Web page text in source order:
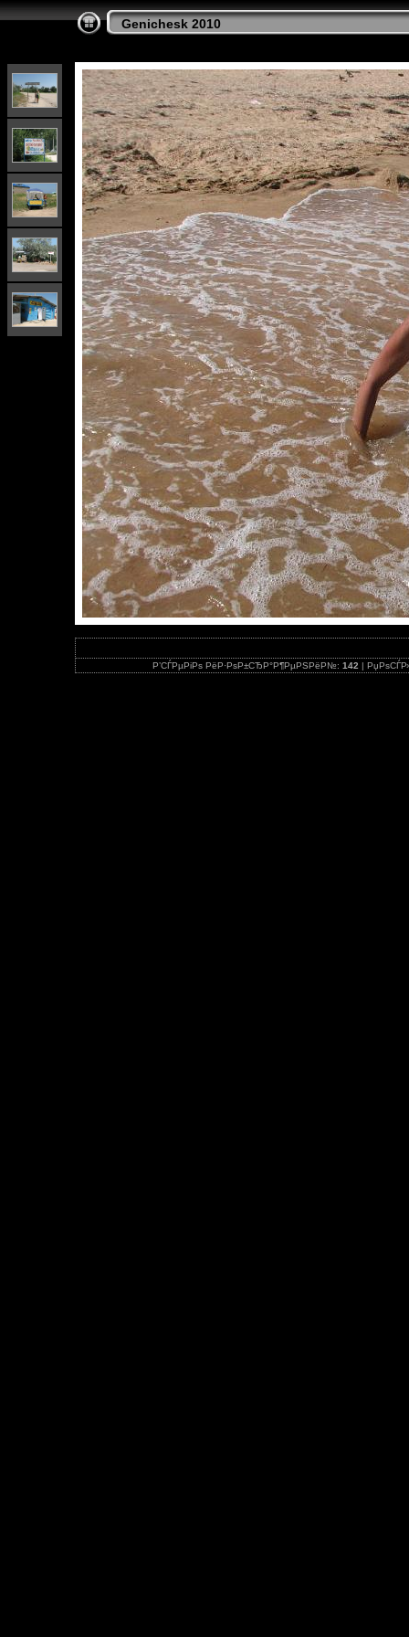
Genichesk 2010
Р’СЃРµРіРѕ РёР·РѕР±СЂР°Р¶РµРЅРёР№: 142 |